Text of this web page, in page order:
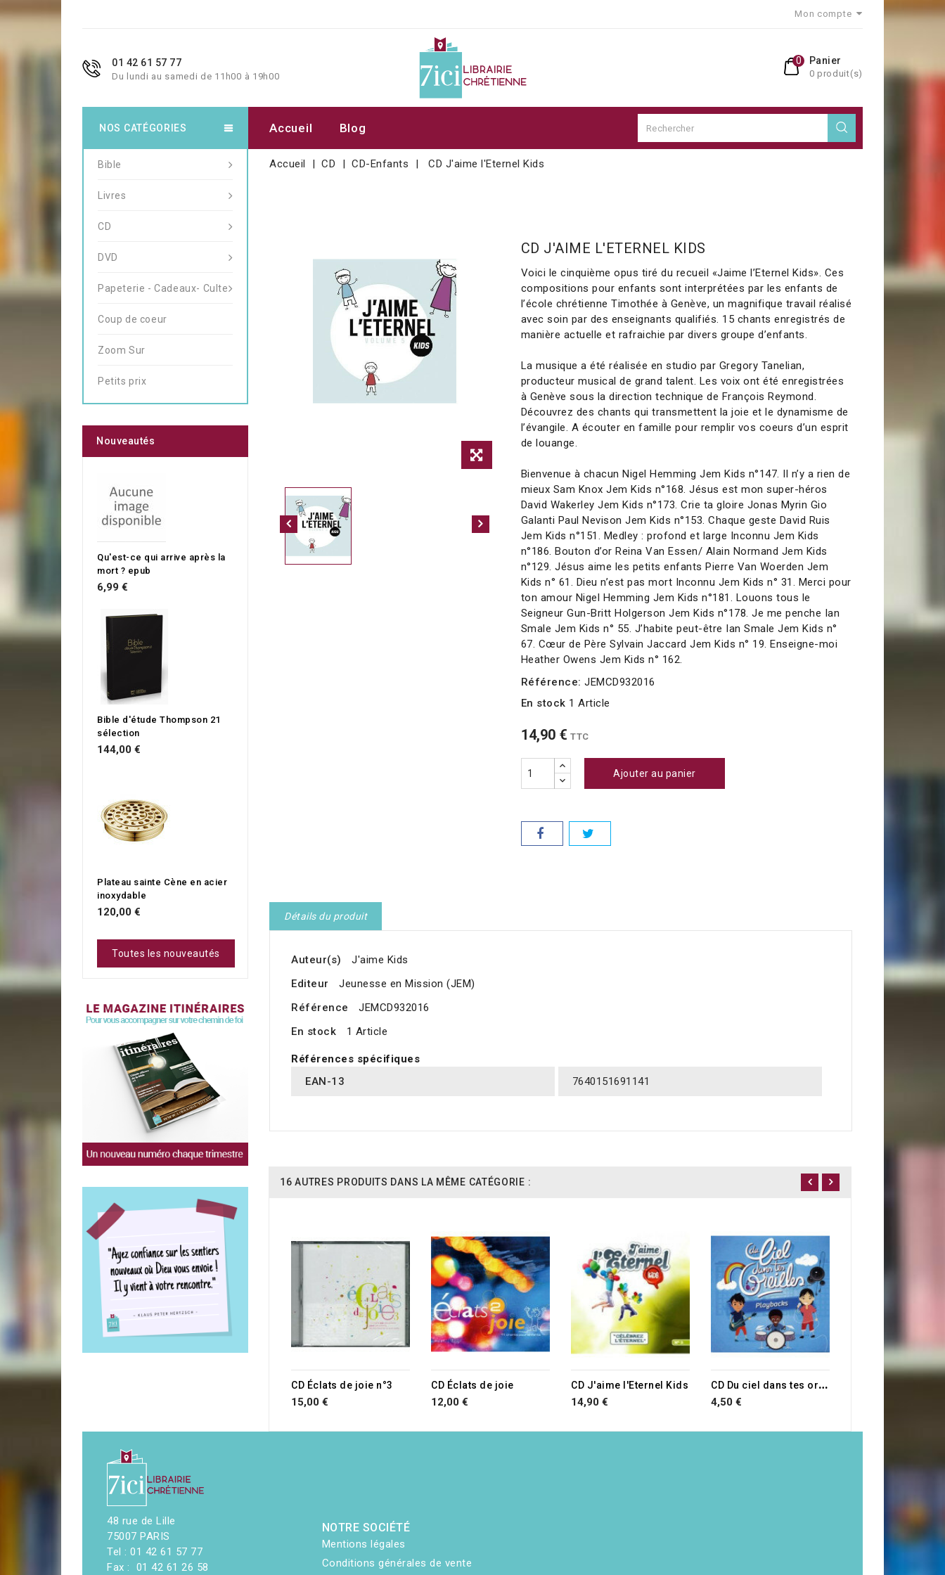
Mon compte
01 42 61 57 77
Du lundi au samedi de 11h00 à 19h00
Panier
0 produit(s)
0
Accueil Blog
Accueil CD CD-Enfants CD J'aime l'Eternel Kids
CD J'AIME L'ETERNEL KIDS
Voici le cinquième opus tiré du recueil «Jaime l’Eternel Kids». Ces
compositions pour enfants sont interprétées par les enfants de
l’école chrétienne Timothée à Genève, un magnifique travail réalisé
avec soin par des enseignants qualifiés. 15 chants enregistrés de
manière actuelle et rafraichie par divers groupe d’enfants.
La musique a été réalisée en studio par Gregory Tanelian,
producteur musical de grand talent. Les voix ont été enregistrées
à Genève sous la direction technique de François Reymond.
Découvrez des chants qui transmettent la joie et le dynamisme de
l’évangile. A écouter en famille pour remplir vos coeurs d’un esprit
de louange.
Bienvenue à chacun Nigel Hemming Jem Kids n°147. Il n’y a rien de
mieux Sam Knox Jem Kids n°168. Jésus est mon super-héros
David Wakerley Jem Kids n°173. Crie ta gloire Jonas Myrin Gio
Galanti Paul Nevison Jem Kids n°153. Chaque geste David Ruis
Jem Kids n°151. Medley : profond et large Inconnu Jem Kids
n°186. Bouton d’or Reina Van Essen/ Alain Normand Jem Kids
n°129. Jésus aime les petits enfants Pierre Van Woerden Jem
Kids n° 61. Dieu n’est pas mort Inconnu Jem Kids n° 31. Merci pour
ton amour Nigel Hemming Jem Kids n°181. Louons tous le
Seigneur Gun-Britt Holgerson Jem Kids n°178. Je me penche Ian
Smale Jem Kids n° 55. J’habite peut-être Ian Smale Jem Kids n°
67. Cœur de Père Sylvain Jaccard Jem Kids n° 19. Enseigne-moi
Heather Owens Jem Kids n° 162.
Référence: JEMCD932016
En stock 1 Article
14,90 € TTC
Ajouter au panier
Détails du produit
Auteur(s)
J'aime Kids
Editeur
Jeunesse en Mission (JEM)
Référence
JEMCD932016
En stock
1 Article
Références spécifiques
EAN-13
7640151691141
16 AUTRES PRODUITS DANS LA MÊME CATÉGORIE :
CD Éclats de joie n°3
15,00 €
CD Éclats de joie
12,00 €
CD J'aime l'Eternel Kids
14,90 €
RUPTURE DE STOCK C
D Du ciel dans tes oreilles Playback
4,50 €
NOS CATÉGORIES
Bible
Livres
CD
DVD
Papeterie - Cadeaux- Culte
Coup de coeur
Zoom Sur
Petits prix
Nouveautés
Qu'est-ce qui arrive après la
mort ? epub
6,99 €
Bible d'étude Thompson 21
sélection
144,00 €
Plateau sainte Cène en acier
inoxydable
120,00 €
Toutes les nouveautés
48 rue de Lille
75007 PARIS
Tel : 01 42 61 57 77
Fax : 01 42 61 26 58
NOTRE SOCIÉTÉ
Mentions légales
Conditions générales de vente